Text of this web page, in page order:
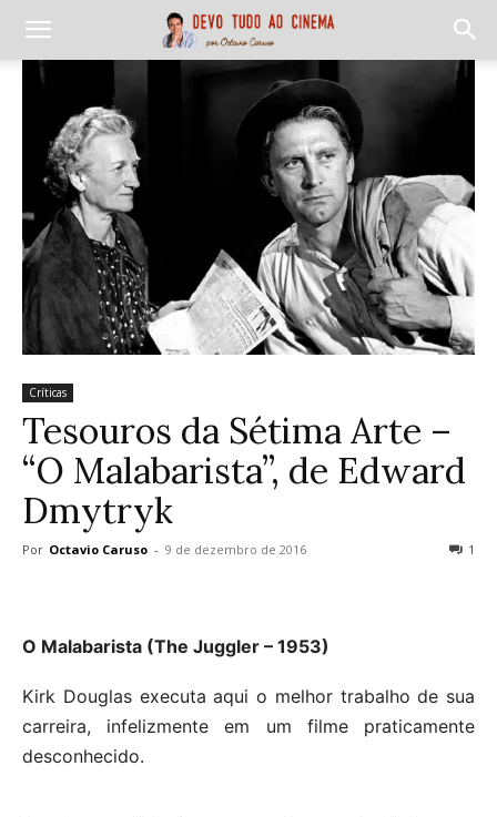
Críticas
Tesouros da Sétima Arte –
“O Malabarista”, de Edward
Dmytryk
Por Octavio Caruso - 9 de dezembro de 2016 1
O Malabarista (The Juggler – 1953)
Kirk Douglas executa aqui o melhor trabalho de sua
carreira, infelizmente em um filme praticamente
desconhecido.